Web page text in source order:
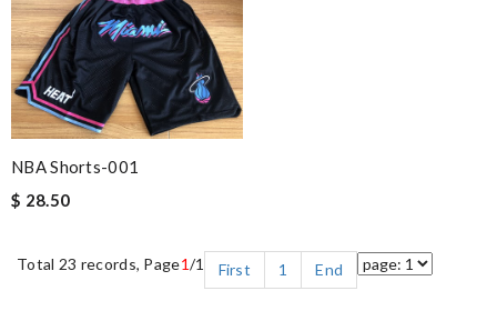
NBA Shorts-001
$ 28.50
Total 23 records, Page1/1 First 1 End